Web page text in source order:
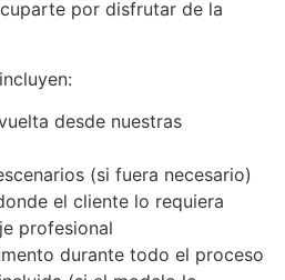
por disfrutar de la
desde nuestras
(si fuera necesario)
el cliente lo requiera
profesional
durante todo el proceso